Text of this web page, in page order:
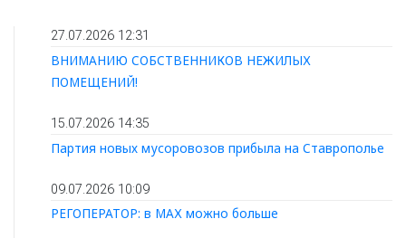
27.07.2026 12:31
ВНИМАНИЮ СОБСТВЕННИКОВ НЕЖИЛЫХ
ПОМЕЩЕНИЙ!
15.07.2026 14:35
Партия новых мусоровозов прибыла на Ставрополье
09.07.2026 10:09
РЕГОПЕРАТОР: в МАХ можно больше